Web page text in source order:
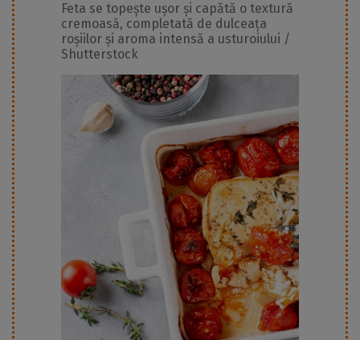
Feta se topește ușor și capătă o textură
cremoasă, completată de dulceața
roșiilor și aroma intensă a usturoiului /
Shutterstock